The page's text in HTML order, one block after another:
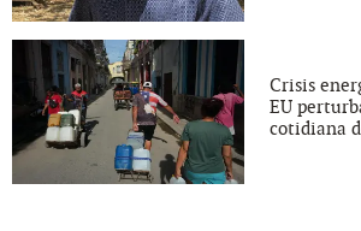
Crisis
EU
cotidiana